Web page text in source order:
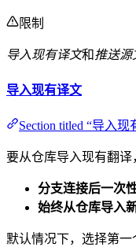
限制
导入现有译文和推送源
导入现有译文
Section titled “导入现
要从仓库导入现有翻译
分支连接后一次
始终从仓库导入
默认情况下，选择第